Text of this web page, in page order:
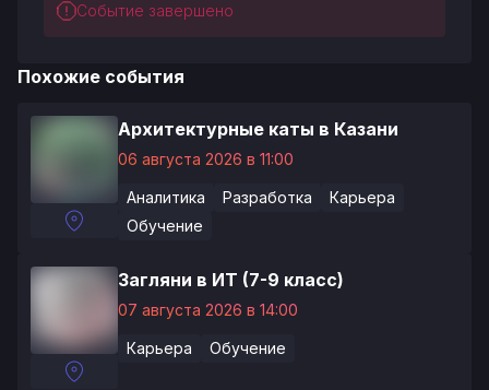
Событие завершено
Похожие события
Архитектурные каты в Казани
06 августа 2026 в 11:00
Аналитика Разработка
Карьера
Обучение
Загляни в ИТ (7-9 класс)
07 августа 2026 в 14:00
Карьера Обучение